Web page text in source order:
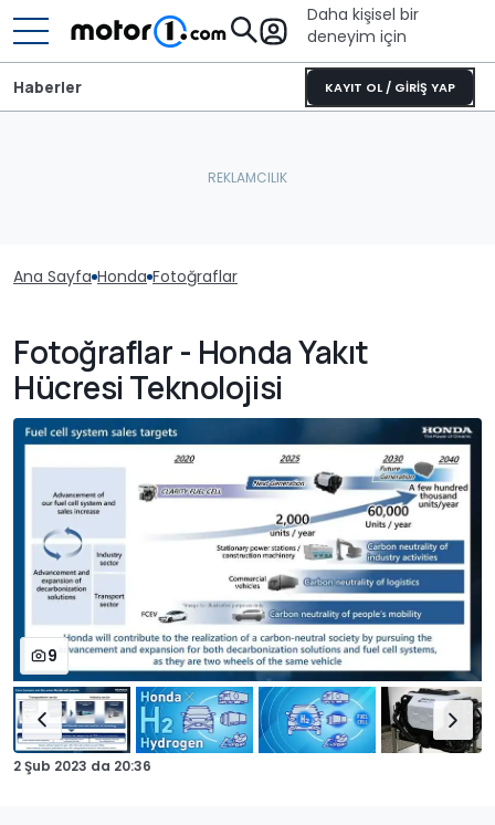
Daha kişisel bir
deneyim için
KAYIT OL / GİRİŞ YAP
Haberler
Ana Sayfa Honda Fotoğraflar
Fotoğraflar - Honda Yakıt
Hücresi Teknolojisi
9
2 Şub 2023 da 20:36